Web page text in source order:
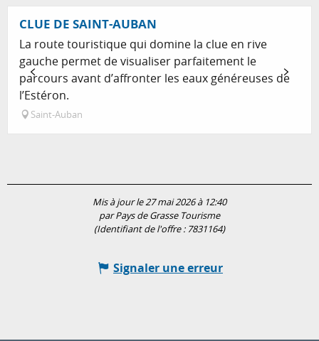
CLUE DE SAINT-AUBAN
La route touristique qui domine la clue en rive
gauche permet de visualiser parfaitement le
parcours avant d’affronter les eaux généreuses de
l’Estéron.
Saint-Auban
Mis à jour le 27 mai 2026 à 12:40
par Pays de Grasse Tourisme
(Identifiant de l'offre : 7831164)
Signaler une erreur